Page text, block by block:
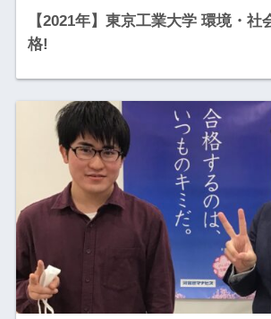
【2021年】東京工業大学 環境・社
格!